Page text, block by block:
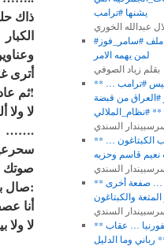
ذاك
الكبار
أترى
ثم عاد اليوم يعلوه الخيال ؟!
لا
…….
صوتك
صال بين الأيك يشدو ثم قال:
أنا
لا ولا
يشنها #ترامب
عبدالله الخوري
#زياد_الصوفي يفتح ملف #سامر_فوز
لمن يهمه الامر
بقلم زياد الصوفي
** هَل سيفعلها الرئيس #ترامب …
#العراق من قبضة
#نظام_الملالي **
السندي
** ما علاقة حبوب الكبتاغون …
السندي
** فوز عون وسلام … صفعة أخرى
السندي
** هل جحيم كاليفورنيا … عقاب
الدليل **